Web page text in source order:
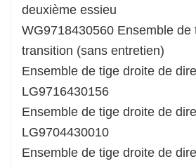
deuxième essieu
WG9718430560 Ensemble de
transition (sans entretien)
Ensemble de tige droite de
LG9716430156
Ensemble de tige droite de
LG9704430010
Ensemble de tige droite de